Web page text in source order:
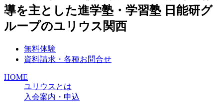
無料体験
資料請求・各種お問合せ
HOME
ユリウスとは
入会案内・申込